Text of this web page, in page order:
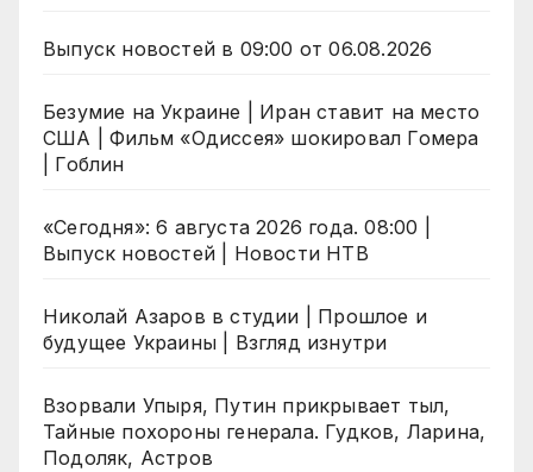
Выпуск новостей в 09:00 от 06.08.2026
Безумие на Украине | Иран ставит на место
США | Фильм «Одиссея» шокировал Гомера
| Гоблин
«Сегодня»: 6 августа 2026 года. 08:00 |
Выпуск новостей | Новости НТВ
Николай Азаров в студии | Прошлое и
будущее Украины | Взгляд изнутри
Взорвали Упыря, Путин прикрывает тыл,
Тайные похороны генерала. Гудков, Ларина,
Подоляк, Астров